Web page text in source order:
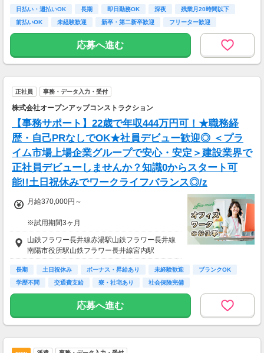
日払い・週払いOK 長期 即日勤務OK 深夜
残業月20時間以下
前払いOK
未経験歓迎 新卒・第二新卒歓迎 フリーター歓迎
応募へ進む
正社員 事務・データ入力・受付
株式会社オープンアップコンストラクション
【事務サポート】22歳で年収444万円可！★職務経
歴・自己PRなしでOK★社員デビュー歓迎◎ ＜プラ
イム市場上場企業グループで安心・安定＞建設業界で
正社員デビューしませんか？知識0からスタート可
能!!土日祝休みでワークライフバランス◎/z
月給370,000円～
※試用期間3ヶ月
待遇に変わりありません。
▽月給額に下記の一律手当含む
■エリア職種手当／1万2,000円～3万円
■残業手当(超過分)
■引越手当／3万円（支給条件あり）
大4万円／月 支給
山鉄フラワー長井線赤湯駅山鉄フラワー長井線
南陽市役所駅山鉄フラワー長井線宮内駅
長期 土日祝休み ボーナス・昇給あり 未経験歓迎
ブランクOK
学歴不問
交通費支給 寮・社宅あり 社会保険完備
応募へ進む